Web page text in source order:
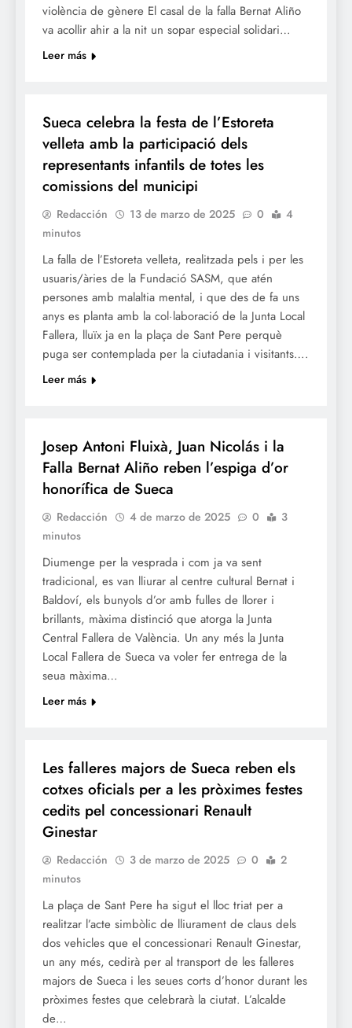
violència de gènere El casal de la falla Bernat Aliño
va acollir ahir a la nit un sopar especial solidari…
Leer más
Sueca celebra la festa de l’Estoreta
velleta amb la participació dels
representants infantils de totes les
comissions del municipi
Redacción 13 de marzo de 2025 0
4
minutos
La falla de l’Estoreta velleta, realitzada pels i per les
usuaris/àries de la Fundació SASM, que atén
persones amb malaltia mental, i que des de fa uns
anys es planta amb la col·laboració de la Junta Local
Fallera, lluïx ja en la plaça de Sant Pere perquè
puga ser contemplada per la ciutadania i visitants….
Leer más
Josep Antoni Fluixà, Juan Nicolás i la
Falla Bernat Aliño reben l’espiga d’or
honorífica de Sueca
Redacción 4 de marzo de 2025 0
3
minutos
Diumenge per la vesprada i com ja va sent
tradicional, es van lliurar al centre cultural Bernat i
Baldoví, els bunyols d’or amb fulles de llorer i
brillants, màxima distinció que atorga la Junta
Central Fallera de València. Un any més la Junta
Local Fallera de Sueca va voler fer entrega de la
seua màxima…
Leer más
Les falleres majors de Sueca reben els
cotxes oficials per a les pròximes festes
cedits pel concessionari Renault
Ginestar
Redacción 3 de marzo de 2025 0
2
minutos
La plaça de Sant Pere ha sigut el lloc triat per a
realitzar l’acte simbòlic de lliurament de claus dels
dos vehicles que el concessionari Renault Ginestar,
un any més, cedirà per al transport de les falleres
majors de Sueca i les seues corts d’honor durant les
pròximes festes que celebrarà la ciutat. L’alcalde
de…